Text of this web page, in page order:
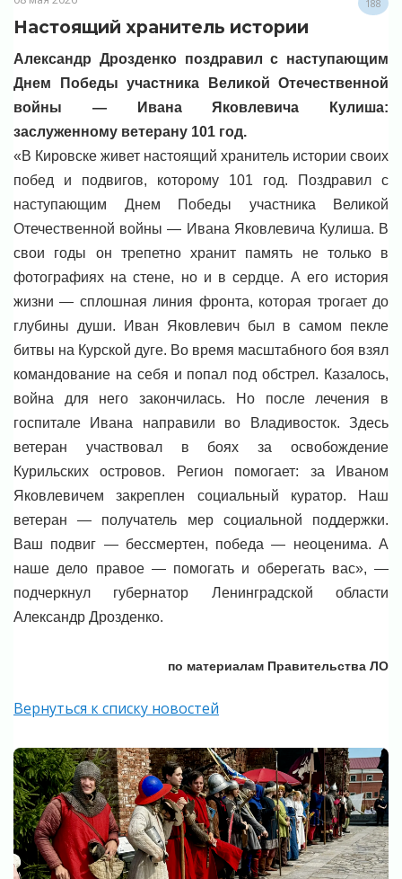
188
Настоящий хранитель истории
Александр Дрозденко поздравил с наступающим
Днем Победы участника Великой Отечественной
войны — Ивана Яковлевича Кулиша:
заслуженному ветерану 101 год.
«В Кировске живет настоящий хранитель истории своих
побед и подвигов, которому 101 год. Поздравил с
наступающим Днем Победы участника Великой
Отечественной войны — Ивана Яковлевича Кулиша. В
свои годы он трепетно хранит память не только в
фотографиях на стене, но и в сердце. А его история
жизни — сплошная линия фронта, которая трогает до
глубины души. Иван Яковлевич был в самом пекле
битвы на Курской дуге. Во время масштабного боя взял
командование на себя и попал под обстрел. Казалось,
война для него закончилась. Но после лечения в
госпитале Ивана направили во Владивосток. Здесь
ветеран участвовал в боях за освобождение
Курильских островов. Регион помогает: за Иваном
Яковлевичем закреплен социальный куратор. Наш
ветеран — получатель мер социальной поддержки.
Ваш подвиг — бессмертен, победа — неоценима. А
наше дело правое — помогать и оберегать вас», —
подчеркнул губернатор Ленинградской области
Александр Дрозденко.
по материалам Правительства ЛО
Вернуться к списку новостей